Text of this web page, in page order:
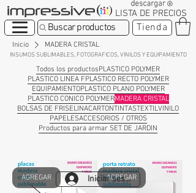
LISTA DE PRECIOS
Tienda
Buscar productos
Inicio MADERA CRISTAL
Todos los productosPLASTICO POLYMER
PLASTICO LINEA FPLASTICO RECTO POLYMER
EQUIPAMIENTOPLASTICO PLANO POLYMER
PLASTICO CONICO POLYMERMADERA CRISTAL
BOLSAS DE FRISELINACARTONTINTASTEXTILVINILO
PAPELESACCESORIOS / OTROS
Productos para armar SET DE JARDIN
AGREGAR AGREGAR
Iniciar sesión
INSUMOS SUBLIMABLES, FOTOGRAFICOS, VINILOS Y EQUIPAMIENTO